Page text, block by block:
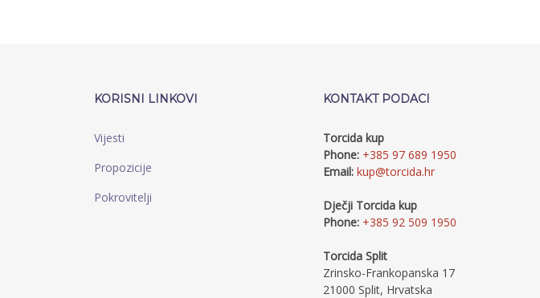
KORISNI LINKOVI
Vijesti
Propozicije
Pokrovitelji
KONTAKT PODACI
Torcida kup
Phone: +385 97 689 1950
Email: kup@torcida.hr
Dječji Torcida kup
Phone: +385 92 509 1950
Torcida Split
Zrinsko-Frankopanska 17
21000 Split, Hrvatska